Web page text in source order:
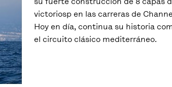
victoriosp en las carreras de
Hoy en día, continua su historia
el circuito clásico mediterráneo.